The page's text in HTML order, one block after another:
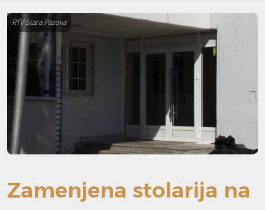
RTV Stara Pazova
Zamenjena stolarija na